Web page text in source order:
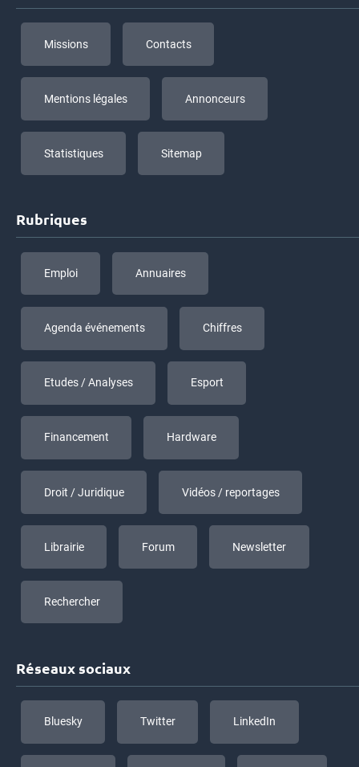
Missions Contacts
Mentions légales Annonceurs
Statistiques Sitemap
Rubriques
Emploi Annuaires
Agenda événements Chiffres
Etudes / Analyses Esport
Financement Hardware
Droit / Juridique Vidéos / reportages
Librairie Forum Newsletter
Rechercher
Réseaux sociaux
Bluesky Twitter LinkedIn